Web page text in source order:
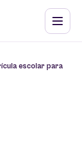
escolar para